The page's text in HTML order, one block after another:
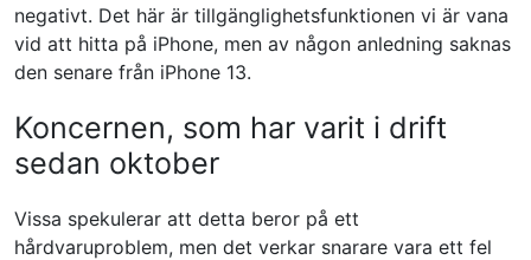
negativt. Det här är tillgänglighetsfunktionen vi är vana
vid att hitta på iPhone, men av någon anledning saknas
den senare från iPhone 13.
Koncernen, som har varit i drift
sedan oktober
Vissa spekulerar att detta beror på ett
hårdvaruproblem, men det verkar snarare vara ett fel